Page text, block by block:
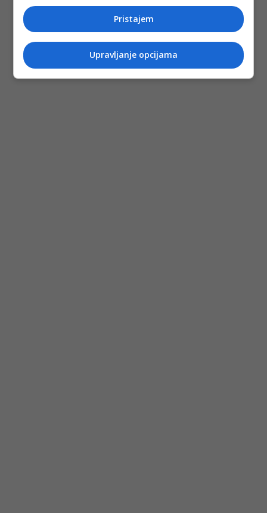
Pristajem
Upravljanje opcijama